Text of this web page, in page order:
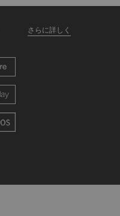
さらに詳しく